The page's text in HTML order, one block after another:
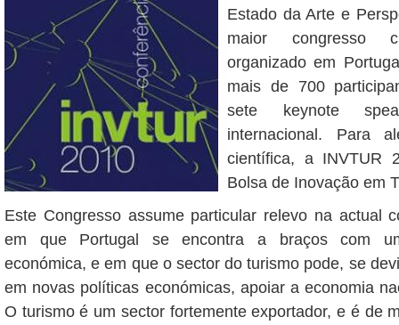
Estado da Arte e
maior congresso
organizado em
mais de 700
sete keynote
internacional. Para
científica, a INVTUR
Bolsa de Inovação em
Este Congresso assume particular relevo na actual
em que Portugal se encontra a braços com
económica, e em que o sector do turismo pode, se
em novas políticas económicas, apoiar a economia
O turismo é um sector fortemente exportador, e é de